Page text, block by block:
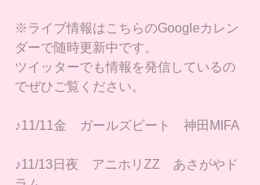
※ライブ情報はこちらのGoogleカレン
ダーで随時更新中です。
ツイッターでも情報を発信しているの
でぜひご覧ください。
♪11/11金　ガールズビート　神田MIFA
♪11/13日夜　アニホリZZ　あさがやド